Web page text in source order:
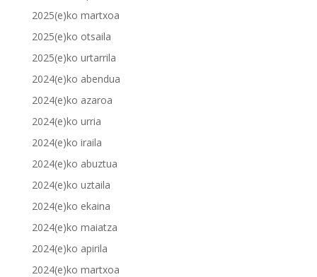
2025(e)ko martxoa
2025(e)ko otsaila
2025(e)ko urtarrila
2024(e)ko abendua
2024(e)ko azaroa
2024(e)ko urria
2024(e)ko iraila
2024(e)ko abuztua
2024(e)ko uztaila
2024(e)ko ekaina
2024(e)ko maiatza
2024(e)ko apirila
2024(e)ko martxoa